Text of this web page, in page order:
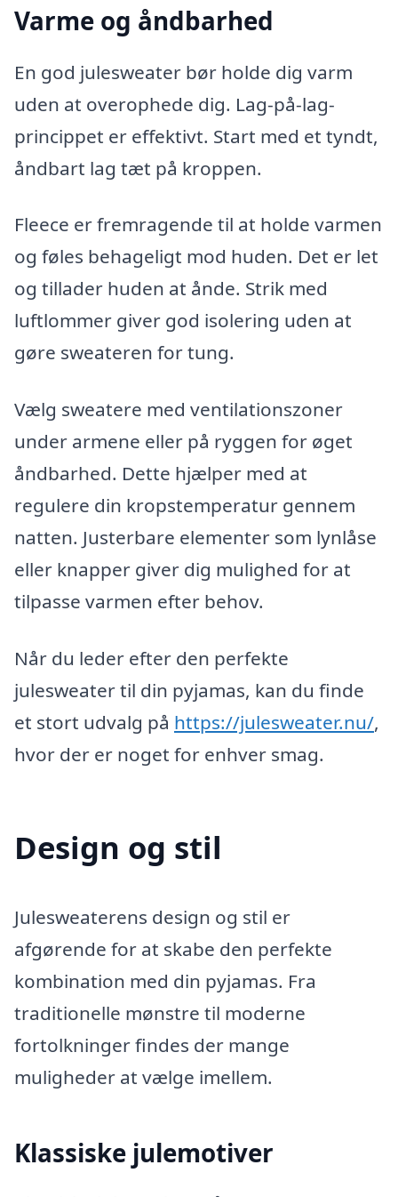
Varme og åndbarhed
En god julesweater bør holde dig varm
uden at overophede dig. Lag-på-lag-
princippet er effektivt. Start med et tyndt,
åndbart lag tæt på kroppen.
Fleece er fremragende til at holde varmen
og føles behageligt mod huden. Det er let
og tillader huden at ånde. Strik med
luftlommer giver god isolering uden at
gøre sweateren for tung.
Vælg sweatere med ventilationszoner
under armene eller på ryggen for øget
åndbarhed. Dette hjælper med at
regulere din kropstemperatur gennem
natten. Justerbare elementer som lynlåse
eller knapper giver dig mulighed for at
tilpasse varmen efter behov.
Når du leder efter den perfekte
julesweater til din pyjamas, kan du finde
et stort udvalg på https://julesweater.nu/,
hvor der er noget for enhver smag.
Design og stil
Julesweaterens design og stil er
afgørende for at skabe den perfekte
kombination med din pyjamas. Fra
traditionelle mønstre til moderne
fortolkninger findes der mange
muligheder at vælge imellem.
Klassiske julemotiver